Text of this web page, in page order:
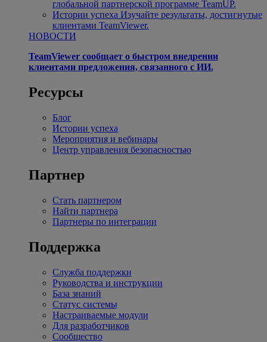
глобальной партнерской программе TeamUP.
Истории успеха Изучайте результаты, достигнутые
клиентами TeamViewer.
НОВОСТИ
TeamViewer сообщает о быстром внедрении
клиентами предложения, связанного с ИИ.
Ресурсы
Блог
Истории успеха
Мероприятия и вебинары
Центр управления безопасностью
Партнер
Стать партнером
Найти партнера
Партнеры по интеграции
Поддержка
Служба поддержки
Руководства и инструкции
База знаний
Статус системы
Настраиваемые модули
Для разработчиков
Сообщество